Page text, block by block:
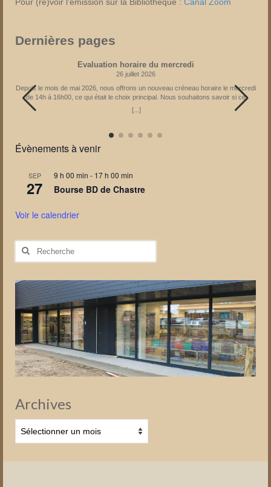
Pour (re)voir l’émission sur la Bibliothèque : Canal Zoom
Dernières pages
Evaluation horaire du mercredi
26 juillet 2026
Depuis le mois de mai 2026, nous offrons un nouveau créneau horaire le mercredi
de 14h à 16h00, ce qui était le choix principal. Nous souhaitons savoir si ce
créneau reste le meilleur pour vous. En fonction des réponses obtenues, l’horaire
pourrait être adapté à partir de janvier 2027. Il vous est donc possible d’exprimer
[...]
Évènements à venir
SEP
27
9 h 00 min - 17 h 00 min
Bourse BD de Chastre
Voir le calendrier
Rechercher
:
Archives